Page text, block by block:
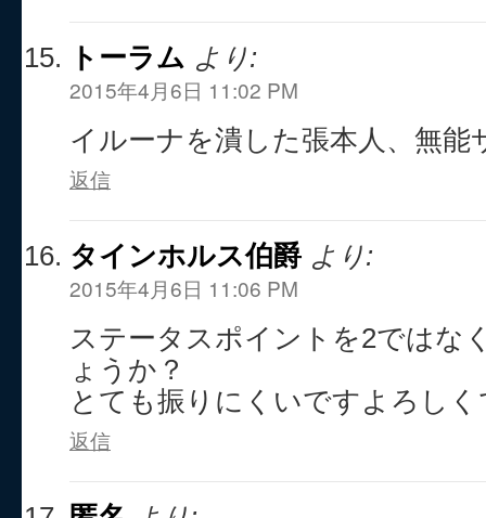
トーラム より:
2015年4月6日 11:02 PM
イルーナを潰した張本人、無能
返信
タインホルス伯爵 より:
2015年4月6日 11:06 PM
ステータスポイントを2ではな
ょうか？
とても振りにくいですよろしく
返信